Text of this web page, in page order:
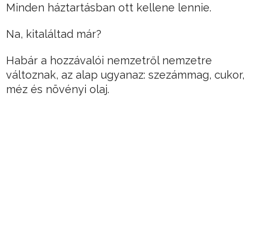
Minden háztartásban ott kellene lennie.
Na, kitaláltad már?
Habár a hozzávalói nemzetről nemzetre
változnak, az alap ugyanaz: szezámmag, cukor,
méz és növényi olaj.